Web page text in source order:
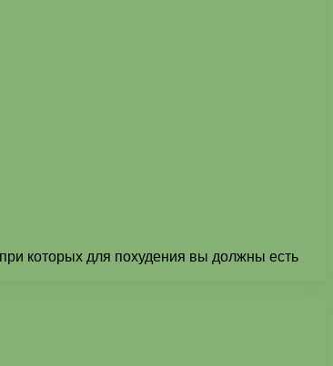
которых для похудения вы должны есть